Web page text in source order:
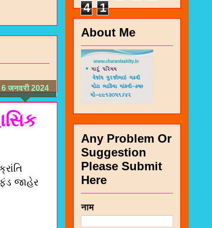
6 जनवरी 2024
જાહેર
4
1
About Me
Any Problem Or
Suggestion
Please Submit
Here
नाम